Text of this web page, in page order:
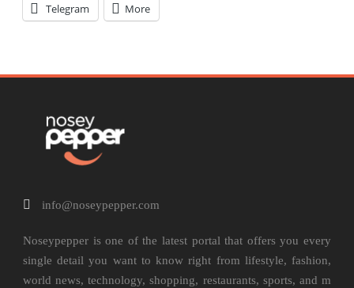
Telegram More
info@noseypepper.com
Noseypepper is one of the latest portal that offers you every
single detail you want to know right from lifestyle, fashion,
world news, technology, shopping, restaurants, sports, and m